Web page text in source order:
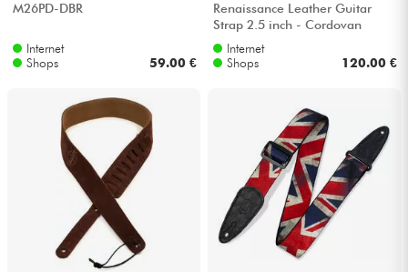
M26PD-DBR
Internet
Shops
59.00 €
Renaissance Leather Guitar
Strap 2.5 inch - Cordovan
Internet
Shops
120.00 €